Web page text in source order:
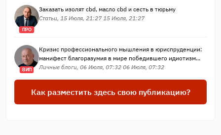
ПРО
Заказать изолят cbd, масло cbd и сесть в тюрьму
Статьи, 15 Июля, 21:27 15 Июля, 21:27
ВИП
Кризис профессионального мышления в юриспруденции:
манифест благоразумия в мире победившего идиотизм...
Личные блоги, 06 Июля, 07:32 06 Июля, 07:32
Как разместить здесь свою публикацию?